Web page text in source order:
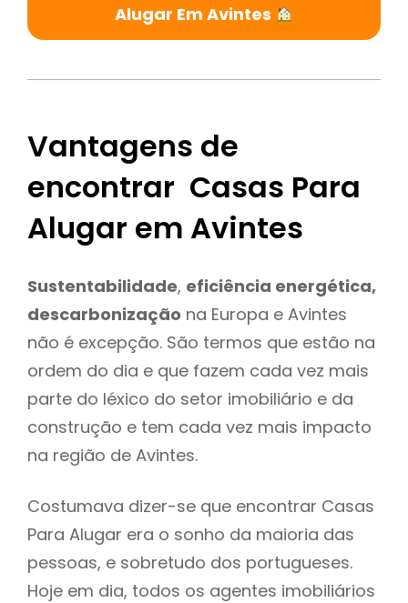
Alugar Em Avintes
Vantagens de
encontrar Casas Para
Alugar em Avintes
Sustentabilidade, eficiência energética,
descarbonização na Europa e Avintes
não é excepção. São termos que estão na
ordem do dia e que fazem cada vez mais
parte do léxico do setor imobiliário e da
construção e tem cada vez mais impacto
na região de Avintes.
Costumava dizer-se que encontrar Casas
Para Alugar era o sonho da maioria das
pessoas, e sobretudo dos portugueses.
Hoje em dia, todos os agentes imobiliários